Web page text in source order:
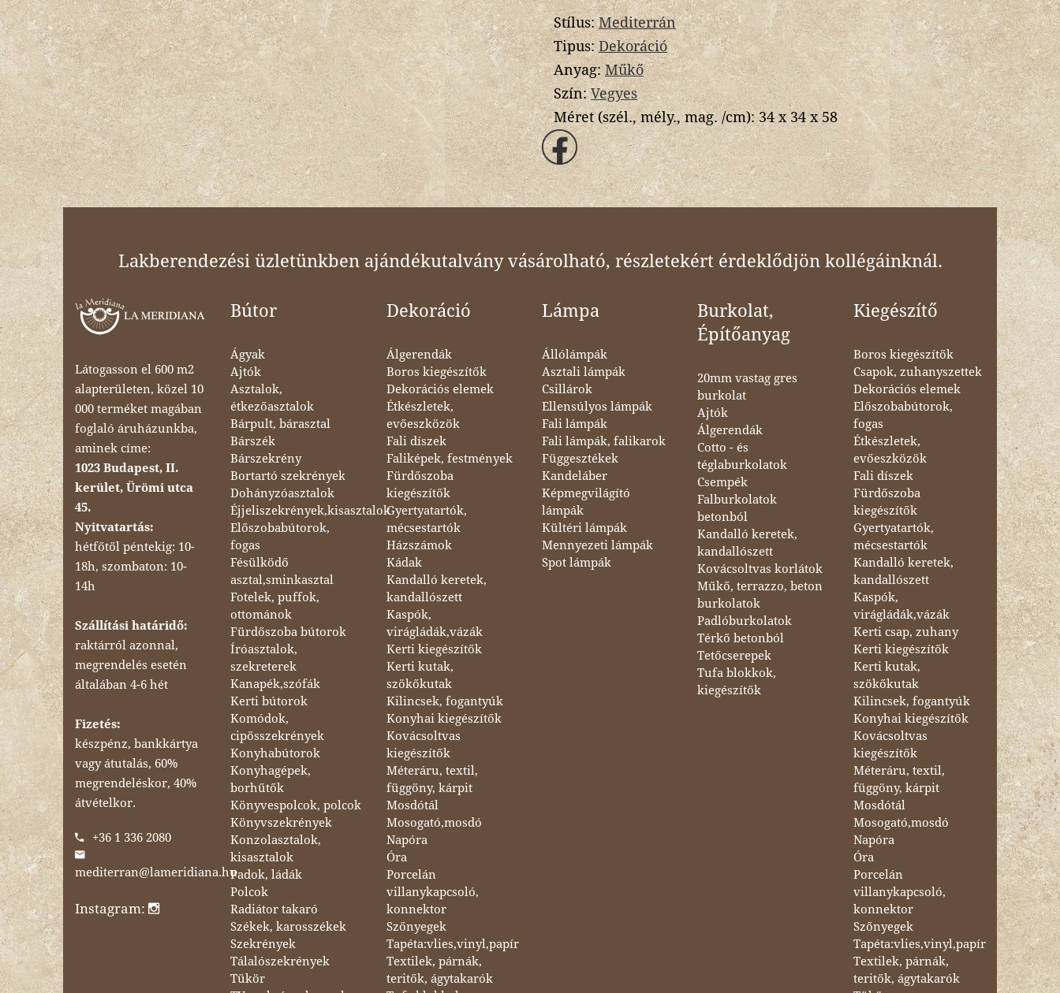
Stílus:Mediterrán
Tipus:Dekoráció
Anyag:Műkő
Szín:Vegyes
Méret (szél., mély., mag. /cm): 34 x 34 x 58
Lakberendezési üzletünkben ajándékutalvány vásárolható, részletekért érdeklődjön kollégáinknál.
Látogasson el 600 m2
alapterületen, közel 10
000 terméket magában
foglaló áruházunkba,
aminek címe:
1023 Budapest, II.
kerület, Ürömi utca
45.
Nyitvatartás:
hétfőtől péntekig: 10-
18h, szombaton: 10-
14h
Szállítási határidő:
raktárról azonnal,
megrendelés esetén
általában 4-6 hét
Fizetés:
készpénz, bankkártya
vagy átutalás, 60%
megrendeléskor, 40%
átvételkor.
+36 1 336 2080
mediterran@lameridiana.hu
Instagram:
Bútor
Ágyak
Ajtók
Asztalok,
étkezőasztalok
Bárpult, bárasztal
Bárszék
Bárszekrény
Bortartó szekrények
Dohányzóasztalok
Éjjeliszekrények,kisasztalok
Előszobabútorok,
fogas
Fésülködő
asztal,sminkasztal
Fotelek, puffok,
ottománok
Fürdőszoba bútorok
Íróasztalok,
szekreterek
Kanapék,szófák
Kerti bútorok
Komódok,
cipősszekrények
Konyhabútorok
Konyhagépek,
borhűtők
Könyvespolcok, polcok
Könyvszekrények
Konzolasztalok,
kisasztalok
Padok, ládák
Polcok
Radiátor takaró
Székek, karosszékek
Szekrények
Tálalószekrények
Tükör
Dekoráció
Álgerendák
Boros kiegészítők
Dekorációs elemek
Étkészletek,
evőeszközök
Fali díszek
Faliképek, festmények
Fürdőszoba
kiegészítők
Gyertyatartók,
mécsestartók
Házszámok
Kádak
Kandalló keretek,
kandallószett
Kaspók,
virágládák,vázák
Kerti kiegészítők
Kerti kutak,
szökőkutak
Kilincsek, fogantyúk
Konyhai kiegészítők
Kovácsoltvas
kiegészítők
Méteráru, textil,
függöny, kárpit
Mosdótál
Mosogató,mosdó
Napóra
Óra
Porcelán
villanykapcsoló,
konnektor
Szőnyegek
Tapéta:vlies,vinyl,papír
Textilek, párnák,
teritők, ágytakarók
Lámpa
Állólámpák
Asztali lámpák
Csillárok
Ellensúlyos lámpák
Fali lámpák
Fali lámpák, falikarok
Függesztékek
Kandeláber
Képmegvilágító
lámpák
Kültéri lámpák
Mennyezeti lámpák
Spot lámpák
Burkolat,
Építőanyag
20mm vastag gres
burkolat
Ajtók
Álgerendák
Cotto - és
téglaburkolatok
Csempék
Falburkolatok
betonból
Kandalló keretek,
kandallószett
Kovácsoltvas korlátok
Műkő, terrazzo, beton
burkolatok
Padlóburkolatok
Térkő betonból
Tetőcserepek
Tufa blokkok,
kiegészítők
Kiegészítő
Boros kiegészítők
Csapok, zuhanyszettek
Dekorációs elemek
Előszobabútorok,
fogas
Étkészletek,
evőeszközök
Fali díszek
Fürdőszoba
kiegészítők
Gyertyatartók,
mécsestartók
Kandalló keretek,
kandallószett
Kaspók,
virágládák,vázák
Kerti csap, zuhany
Kerti kiegészítők
Kerti kutak,
szökőkutak
Kilincsek, fogantyúk
Konyhai kiegészítők
Kovácsoltvas
kiegészítők
Méteráru, textil,
függöny, kárpit
Mosdótál
Mosogató,mosdó
Napóra
Óra
Porcelán
villanykapcsoló,
konnektor
Szőnyegek
Tapéta:vlies,vinyl,papír
Textilek, párnák,
teritők, ágytakarók